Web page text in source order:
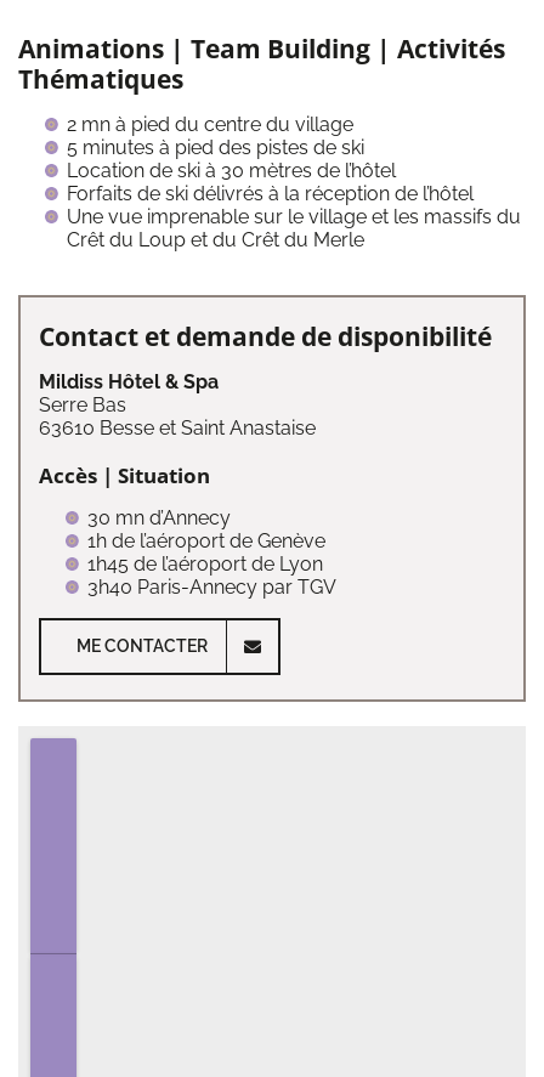
Animations | Team Building | Activités
Thématiques
2 mn à pied du centre du village
5 minutes à pied des pistes de ski
Location de ski à 30 mètres de l’hôtel
Forfaits de ski délivrés à la réception de l’hôtel
Une vue imprenable sur le village et les massifs du
Crêt du Loup et du Crêt du Merle
Contact et demande de disponibilité
Mildiss Hôtel & Spa
Serre Bas
63610 Besse et Saint Anastaise
Accès | Situation
30 mn d’Annecy
1h de l’aéroport de Genève
1h45 de l’aéroport de Lyon
3h40 Paris-Annecy par TGV
ME CONTACTER